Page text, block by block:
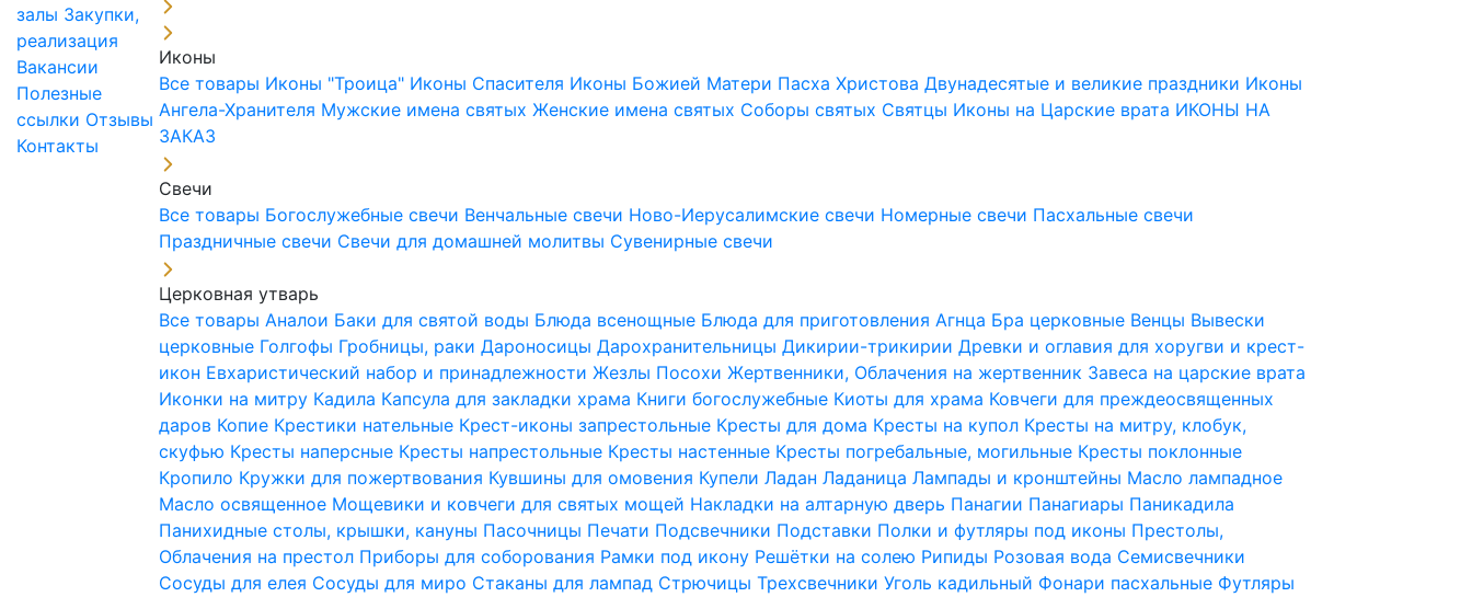
залы Закупки,
реализация
Вакансии
Полезные
ссылки Отзывы
Контакты
Иконы
Все товары Иконы "Троица" Иконы Спасителя Иконы Божией Матери Пасха ХристоваДвунадесятые и великие праздники Иконы
Ангела-Хранителя Мужские имена святыхЖенские имена святых Соборы святых Святцы Иконы на Царские врата ИКОНЫ НА
ЗАКАЗ
Свечи
Все товары Богослужебные свечи Венчальные свечи Ново-Иерусалимские свечи Номерные свечи Пасхальные свечи
Праздничные свечи Свечи для домашней молитвы Сувенирные свечи
Церковная утварь
Все товарыАналои Баки для святой воды Блюда всенощные Блюда для приготовления Агнца Бра церковные Венцы Вывески
церковные Голгофы Гробницы, ракиДароносицыДарохранительницыДикирии-трикирииДревки и оглавия для хоругви и крест-
икон Евхаристический набор и принадлежностиЖезлы ПосохиЖертвенники, Облачения на жертвенник Завеса на царские врата
Иконки на митру Кадила Капсула для закладки храма Книги богослужебные Киоты для храма Ковчеги для преждеосвященных
даров Копие Крестики нательные Крест-иконы запрестольные Кресты для дома Кресты на купол Кресты на митру, клобук,
скуфью Кресты наперсные Кресты напрестольные Кресты настенные Кресты погребальные, могильные Кресты поклонные
Кропило Кружки для пожертвования Кувшины для омовения КупелиЛаданЛаданицаЛампады и кронштейны Масло лампадное
Масло освященное Мощевики и ковчеги для святых мощей Накладки на алтарную дверь Панагии Панагиары Паникадила
Панихидные столы, крышки, кануны Пасочницы Печати Подсвечники Подставки Полки и футляры под иконы Престолы,
Облачения на престол Приборы для соборования Рамки под икону Решётки на солею Рипиды Розовая вода Семисвечники
Сосуды для елея Сосуды для миро Стаканы для лампад СтрючицыТрехсвечникиУголь кадильный Фонари пасхальные Футляры